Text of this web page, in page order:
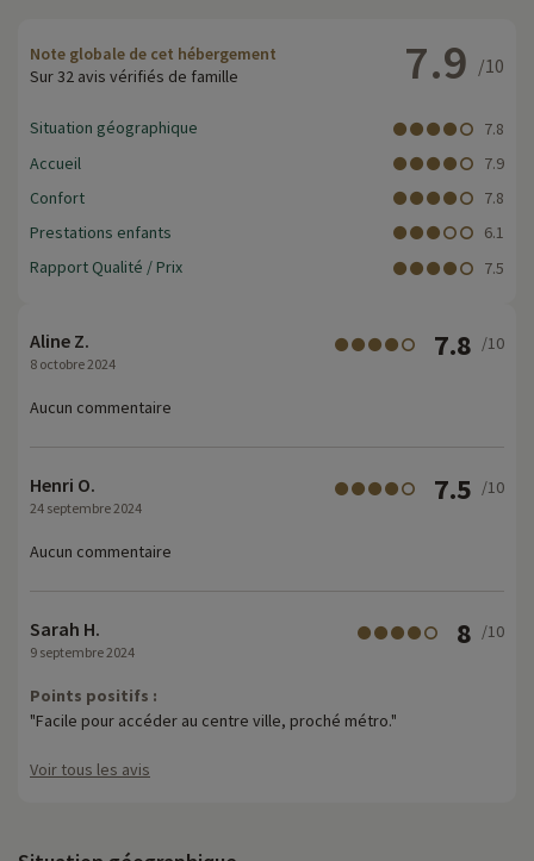
Note globale de cet hébergement
Sur 32 avis vérifiés de famille
7.9 /10
Situation géographique
7.8
Accueil
7.9
Confort
7.8
Prestations enfants
6.1
Rapport Qualité / Prix
7.5
Aline Z.
8 octobre 2024
7.8 /10
Aucun commentaire
Henri O.
24 septembre 2024
7.5 /10
Aucun commentaire
Sarah H.
9 septembre 2024
8 /10
Points positifs :
"Facile pour accéder au centre ville, proché métro."
Voir tous les avis